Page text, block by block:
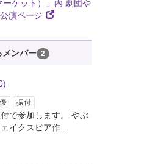
ーケット）」内 劇団や
演ページ
メンバー 2
振付
で参加します。 やぶ
イクスピア作...